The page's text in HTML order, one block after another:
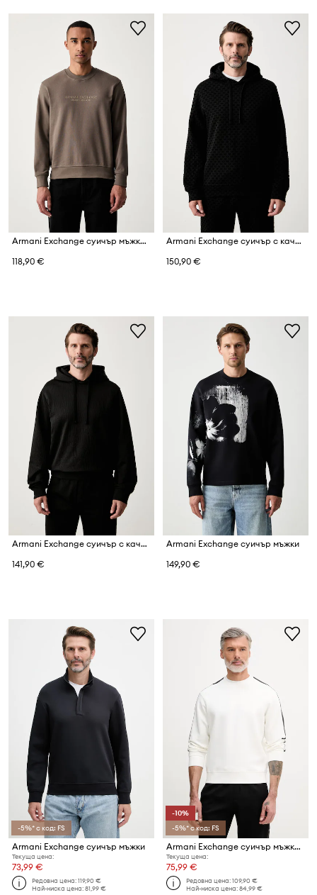
Armani Exchange суичър мъжки от памук
118,90 €
Armani Exchange суичър с качулка мъжки с памук
150,90 €
Armani Exchange суичър с качулка мъжки
141,90 €
Armani Exchange суичър мъжки
149,90 €
-5%* с код: FS
Armani Exchange суичър мъжки
Текуща цена:
73,99 €
Редовна цена:119,90 €
Най-ниска цена:81,99 €
-10%
-5%* с код: FS
Armani Exchange суичър мъжки с памук
Текуща цена:
75,99 €
Редовна цена:109,90 €
Най-ниска цена:84,99 €